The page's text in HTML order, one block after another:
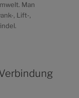
Man
, Lift-,